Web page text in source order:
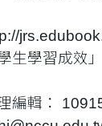
生學習成效
編輯：